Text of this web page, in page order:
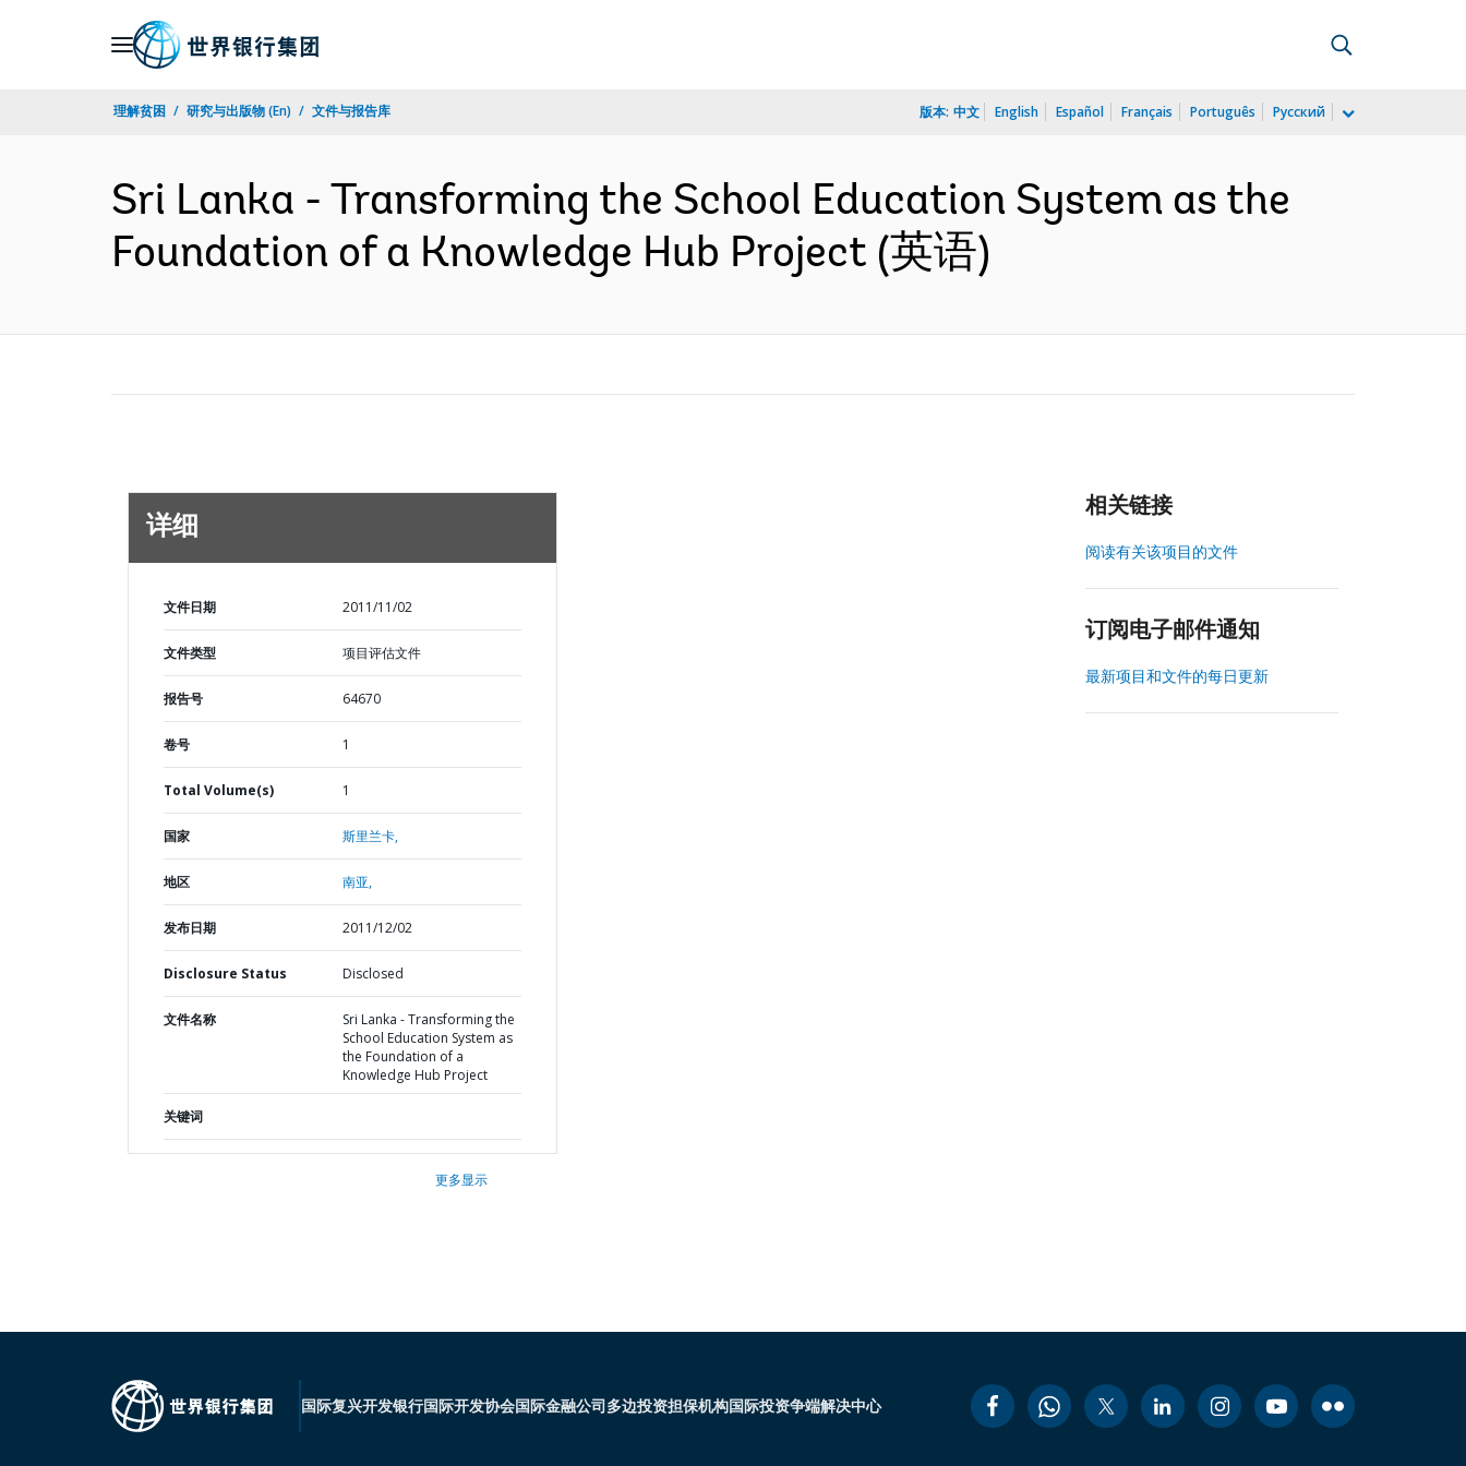
理解贫困 研究与出版物 (En) 文件与报告库 版本: 中文 English Español Français Português Русский
Sri Lanka - Transforming the School Education System as the
Foundation of a Knowledge Hub Project (英语)
详细
文件日期 2011/11/02
文件类型 项目评估文件
报告号 64670
卷号 1
Total Volume(s) 1
国家 斯里兰卡,
地区 南亚,
发布日期 2011/12/02
Disclosure Status Disclosed
文件名称
Sri Lanka - Transforming the
School Education System as
the Foundation of a
Knowledge Hub Project
关键词
更多显示
相关链接
阅读有关该项目的文件
订阅电子邮件通知
最新项目和文件的每日更新
国际复兴开发银行国际开发协会国际金融公司多边投资担保机构国际投资争端解决中心